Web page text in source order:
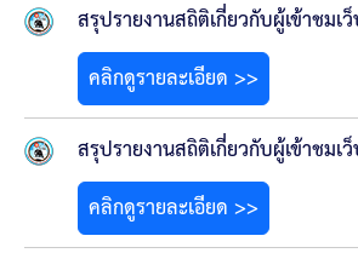
คลินิกเซ็นเตอร์
แบบฟอร์มบริหารงานบุคคล
รายงานตรวจสอบภายใน
สรุปรายงานสถิติเกี่ยวกับผู้เข้าชม
คลิกดูรายละเอียด >>
สรุปรายงานสถิติเกี่ยวกับผู้เข้าชม
คลิกดูรายละเอียด >>